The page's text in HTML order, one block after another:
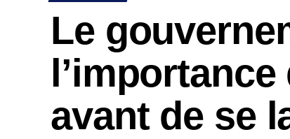
Le
avant de se